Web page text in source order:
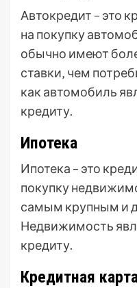
Автокредит – это
на покупку
обычно имеют
ставки‚ чем
как автомобиль
кредиту.
Ипотека
Ипотека – это
покупку
самым крупным и
Недвижимость
кредиту.
Кредитная